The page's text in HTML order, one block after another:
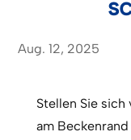
Aug. 12, 2025
Stellen Sie sich
am